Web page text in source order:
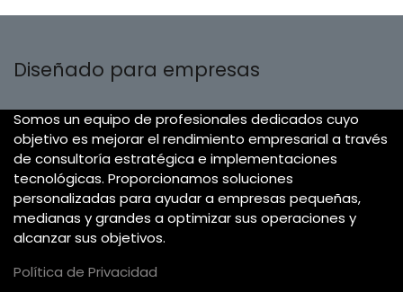
Diseñado para empresas
Somos un equipo de profesionales dedicados cuyo
objetivo es mejorar el rendimiento empresarial a través
de consultoría estratégica e implementaciones
tecnológicas. Proporcionamos soluciones
personalizadas para ayudar a empresas pequeñas,
medianas y grandes a optimizar sus operaciones y
alcanzar sus objetivos.
Política de Privacidad